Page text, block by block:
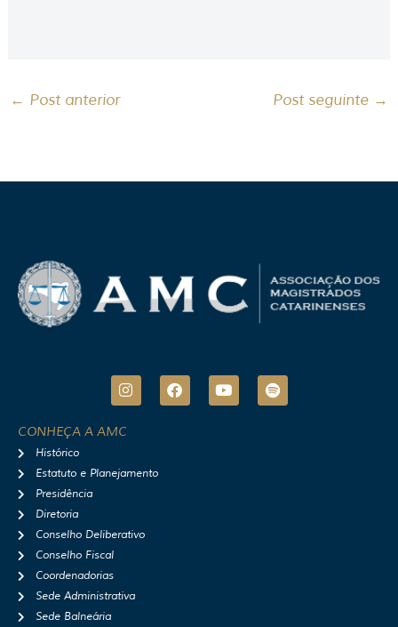
← Post anterior Post seguinte →
I
n
t
r
F
a
Y
o
S
p
CONHEÇA A AMC
Histórico
Estatuto e Planejamento
Presidência
Diretoria
Conselho Deliberativo
Conselho Fiscal
Coordenadorias
Sede Administrativa
Sede Balneária